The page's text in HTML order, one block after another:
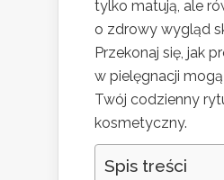
tylko matują, ale
o zdrowy wygląd
Przekonaj się, jak
w pielęgnacji
Twój codzienny
kosmetyczny.
Spis treści